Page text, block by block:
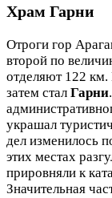
Храм Гарни
Отроги гор
второй по
отделяют 122 км.
затем стал Гарни
украшал
дел изменилось
этих местах
прировняли к
Значительная